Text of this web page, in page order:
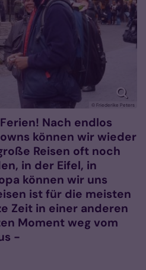
© Friederike Peters
Nach endlos
können wir wieder
Reisen oft noch
in der Eifel, in
können wir uns
ist für die meisten
Zeit in einer anderen
Moment weg vom
-